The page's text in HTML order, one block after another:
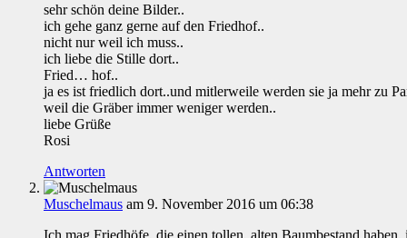
sehr schön deine Bilder..
ich gehe ganz gerne auf den Friedhof..
nicht nur weil ich muss..
ich liebe die Stille dort..
Fried… hof..
ja es ist friedlich dort..und mitlerweile werden sie ja mehr zu
weil die Gräber immer weniger werden..
liebe Grüße
Rosi
Antworten
Muschelmaus am 9. November 2016 um 06:38
Ich mag Friedhöfe, die einen tollen, alten Baumbestand